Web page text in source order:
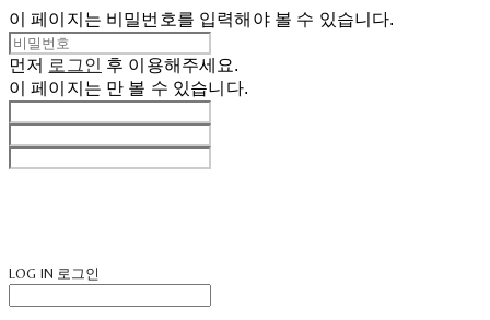
이 페이지는 비밀번호를 입력해야 볼 수 있습니다.
먼저 로그인 후 이용해주세요.
이 페이지는 만 볼 수 있습니다.
LOG IN 로그인